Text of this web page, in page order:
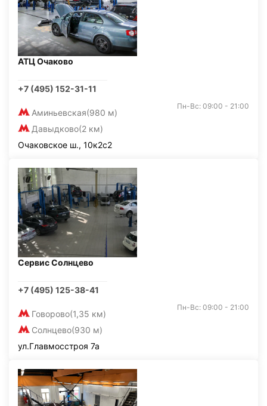
АТЦ Очаково
+7 (495) 152-31-11
Аминьевская(980 м)
Давыдково(2 км)
Пн-Вс: 09:00 - 21:00
Очаковское ш., 10к2с2
Сервис Солнцево
+7 (495) 125-38-41
Говорово(1,35 км)
Солнцево(930 м)
Пн-Вс: 09:00 - 21:00
ул.Главмосстроя 7а